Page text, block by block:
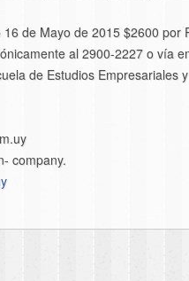
de Mayo de 2015 $2600 por
al 2900-2227 o vía
de Estudios Empresariales
company.